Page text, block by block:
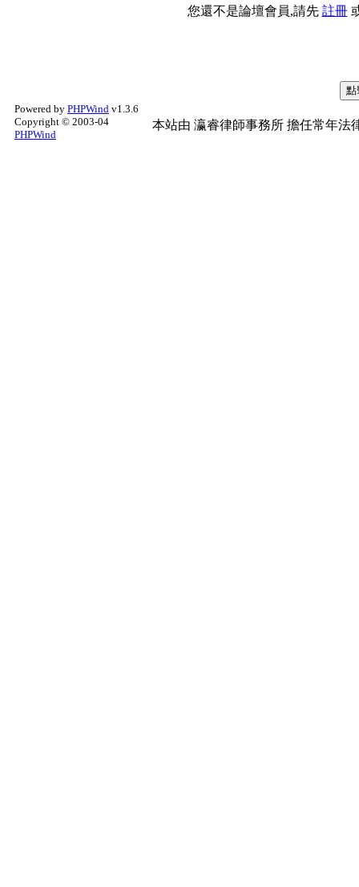
您還不是論壇會員,請先 註冊
Powered by PHPWind v1.3.6
Copyright © 2003-04
PHPWind
本站由 瀛睿律師事務所 擔任常年法